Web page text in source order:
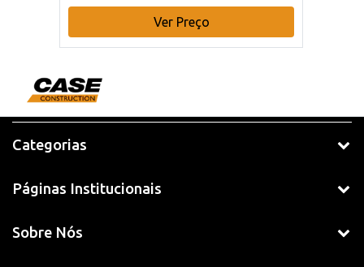
Ver Preço
Categorias
Páginas Institucionais
Sobre Nós